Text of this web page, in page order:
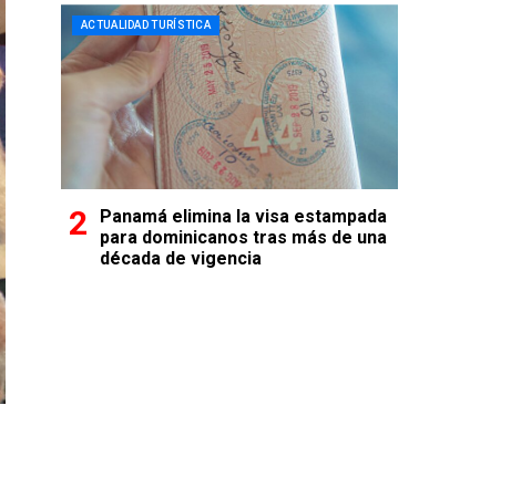
ACTUALIDAD TURÍSTICA
Panamá elimina la visa estampada
para dominicanos tras más de una
década de vigencia